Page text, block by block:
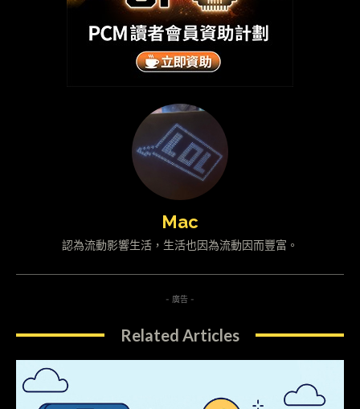
Mac
認為流動影響生活，生活也因為流動因而豐富。
- 廣告 -
Related Articles